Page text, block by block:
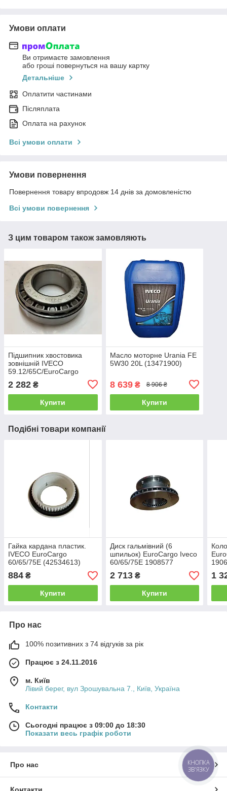
Умови оплати
Ви отримаєте замовлення
або гроші повернуться на вашу картку
Детальніше
Оплатити частинами
Післяплата
Оплата на рахунок
Всі умови оплати
Умови повернення
Повернення товару впродовж 14 днів за домовленістю
Всі умови повернення
З цим товаром також замовляють
Підшипник хвостовика
зовнішній IVECO
59.12/65C/EuroCargo
60/65/75E (1905214) Iveco
Motors
2 282 ₴
Купити
Масло моторне Urania FE
5W30 20L (13471900)
8 639₴ 8 906 ₴
Купити
Подібні товари компанії
Гайка кардана пластик.
IVECO EuroCargo
60/65/75E (42534613)
Iveco Motors
884 ₴
Купити
Диск гальмівний (6
шпильок) EuroCargo Iveco
60/65/75E 1908577
/IV1006
2 713₴
Купити
1
Про нас
100% позитивних з 74 відгуків за рік
Працює з 24.11.2016
м. Київ
Лівий берег, вул Зрошувальна 7., Київ, Україна
Контакти
Сьогодні працює з 09:00 до 18:30
Показати весь графік роботи
Про нас
КНОПКА
ЗВ'ЯЗКУ